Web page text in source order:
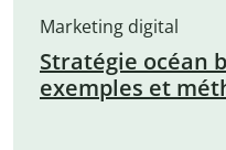
Marketing digital
Stratégie océan
exemples et